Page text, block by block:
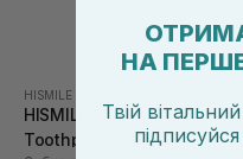
HISMILE
HISMILE Strawberry
Toothpaste 60 г
НА
Твій
підписуйся